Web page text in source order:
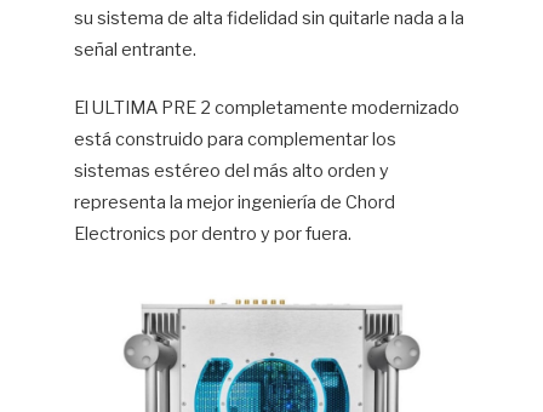
su sistema de alta fidelidad sin quitarle nada a la
señal entrante.
El ULTIMA PRE 2 completamente modernizado
está construido para complementar los
sistemas estéreo del más alto orden y
representa la mejor ingeniería de Chord
Electronics por dentro y por fuera.